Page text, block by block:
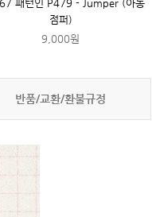
패턴인 P479 - Jumper (아동
점퍼)
9,000원
반품/교환/환불규정